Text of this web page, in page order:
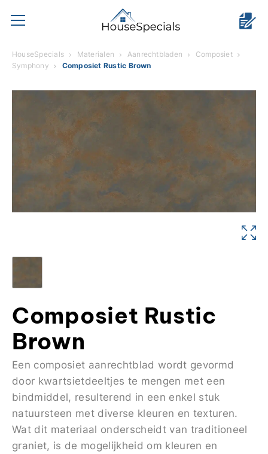
HouseSpecials Materialen Aanrechtbladen
Composiet
Symphony
Composiet Rustic Brown
Composiet Rustic
Brown
Een composiet aanrechtblad wordt gevormd
door kwartsietdeeltjes te mengen met een
bindmiddel, resulterend in een enkel stuk
natuursteen met diverse kleuren en texturen.
Wat dit materiaal onderscheidt van traditioneel
graniet, is de mogelijkheid om kleuren en